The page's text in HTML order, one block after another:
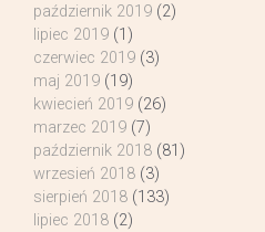
październik 2019 (2)
lipiec 2019 (1)
czerwiec 2019 (3)
maj 2019 (19)
kwiecień 2019 (26)
marzec 2019 (7)
październik 2018 (81)
wrzesień 2018 (3)
sierpień 2018 (133)
lipiec 2018 (2)